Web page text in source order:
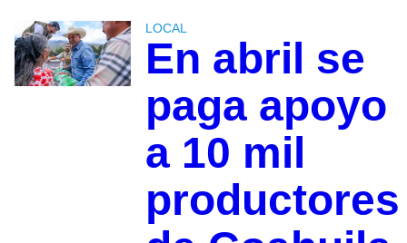
LOCAL
En abril se
paga apoyo
a 10 mil
productores